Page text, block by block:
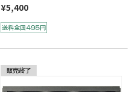
¥5,400